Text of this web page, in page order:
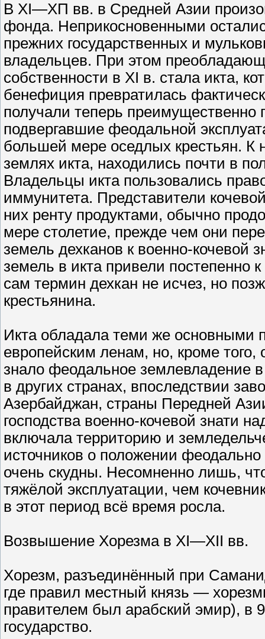
В XI—ХП вв. в Средней Азии
фонда. Неприкосновенными
прежних государственных и
владельцев. При этом
собственности в XI в. стала икта,
бенефиция превратилась
получали теперь преимущественно
подвергавшие феодальной
большей мере оседлых крестьян. К
землях икта, находились почти в
Владельцы икта пользовались
иммунитета. Представители
них ренту продуктами, обычно
мере столетие, прежде чем они
земель дехканов к военно-кочевой
земель в икта привели постепенно
сам термин дехкан не исчез, но
крестьянина.
Икта обладала теми же основными
европейским ленам, но, кроме того,
знало феодальное землевладение
в других странах, впоследствии
Азербайджан, страны Передней
господства военно-кочевой знати
включала территорию и
источников о положении феодально
очень скудны. Несомненно лишь,
тяжёлой эксплуатации, чем
в этот период всё время росла.
Возвышение Хорезма в XI—XII вв.
Хорезм, разъединённый при
где правил местный князь —
правителем был арабский эмир), в
государство.